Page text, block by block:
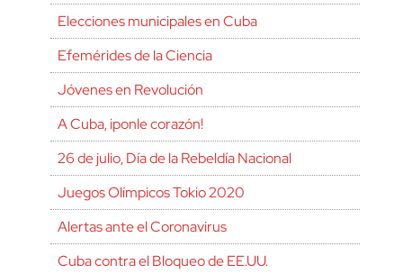
Elecciones municipales en Cuba
Efemérides de la Ciencia
Jóvenes en Revolución
A Cuba, ¡ponle corazón!
26 de julio, Día de la Rebeldía Nacional
Juegos Olímpicos Tokio 2020
Alertas ante el Coronavirus
Cuba contra el Bloqueo de EE.UU.